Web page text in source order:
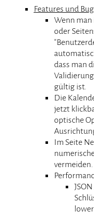
Features und
Wenn
oder
dass man
gültig ist.
Die
jetzt
optische
Im Seite
vermeiden.